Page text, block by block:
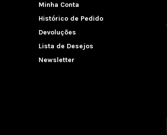
Minha Conta
Histórico de Pedido
Devoluções
Lista de Desejos
Newsletter